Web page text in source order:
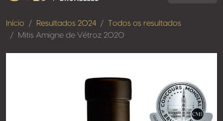
Início Resultados 2024
Todos os resultados
Mitis Amigne de Vétroz 2020